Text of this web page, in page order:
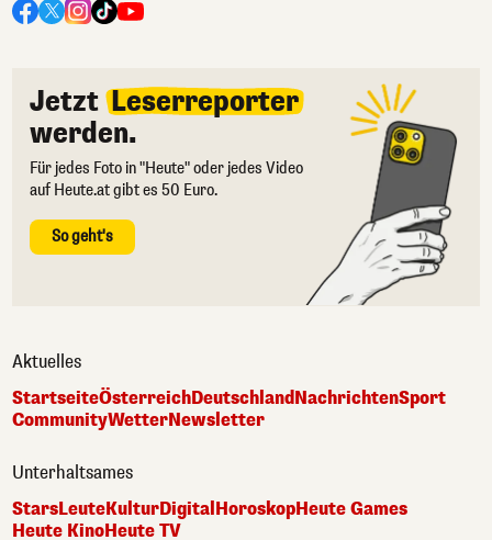
Jetzt Leserreporter
werden.
Für jedes Foto in "Heute" oder jedes Video
auf Heute.at gibt es 50 Euro.
So geht's
Aktuelles
StartseiteÖsterreichDeutschlandNachrichtenSport
CommunityWetterNewsletter
Unterhaltsames
StarsLeuteKulturDigital HoroskopHeute Games
Heute KinoHeute TV